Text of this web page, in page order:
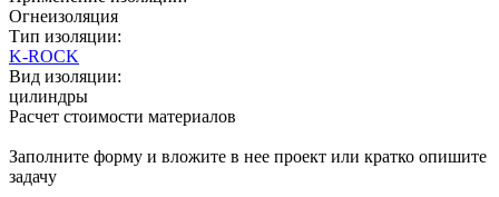
Огнеизоляция
Тип изоляции:
K-ROCK
Вид изоляции:
цилиндры
Расчет стоимости материалов
Заполните форму и вложите в нее проект или кратко опишите
задачу